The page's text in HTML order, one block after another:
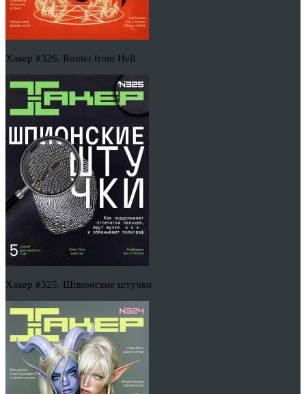
Хакер #326. Router from Hell
Хакер #325. Шпионские штучки